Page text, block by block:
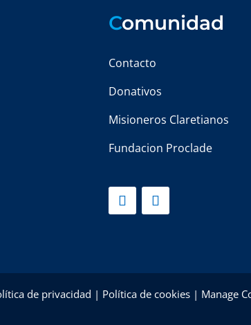
Comunidad
Contacto
Donativos
Misioneros Claretianos
Fundacion Proclade
de privacidad | Política de cookies| Manage